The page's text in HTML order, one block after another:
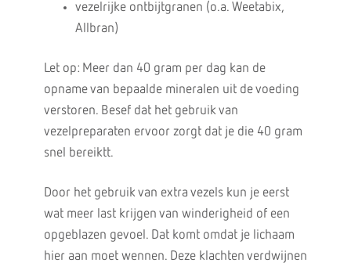
vezelrijke ontbijtgranen (o.a. Weetabix,
Allbran)
Let op: Meer dan 40 gram per dag kan de
opname van bepaalde mineralen uit de voeding
verstoren. Besef dat het gebruik van
vezelpreparaten ervoor zorgt dat je die 40 gram
snel bereiktt.
Door het gebruik van extra vezels kun je eerst
wat meer last krijgen van winderigheid of een
opgeblazen gevoel. Dat komt omdat je lichaam
hier aan moet wennen. Deze klachten verdwijnen